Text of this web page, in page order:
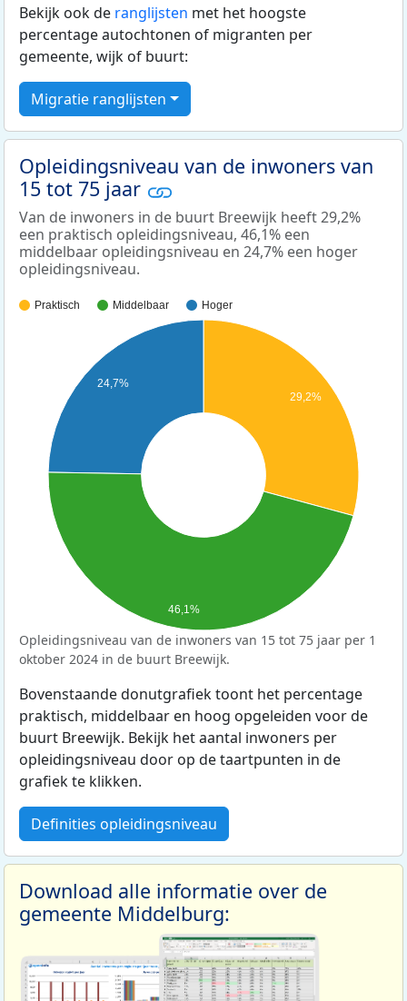
Bekijk ook de ranglijsten met het hoogste
percentage autochtonen of migranten per
gemeente, wijk of buurt:
Migratie ranglijsten
Opleidingsniveau van de inwoners van
15 tot 75 jaar
Van de inwoners in de buurt Breewijk heeft 29,2%
een praktisch opleidingsniveau, 46,1% een
middelbaar opleidingsniveau en 24,7% een hoger
opleidingsniveau.
Praktisch Middelbaar Hoger
29,2%
24,7%
46,1%
Opleidingsniveau van de inwoners van 15 tot 75 jaar per 1
oktober 2024 in de buurt Breewijk.
Bovenstaande donutgrafiek toont het percentage
praktisch, middelbaar en hoog opgeleiden voor de
buurt Breewijk. Bekijk het aantal inwoners per
opleidingsniveau door op de taartpunten in de
grafiek te klikken.
Definities opleidingsniveau
Download alle informatie over de
gemeente Middelburg: